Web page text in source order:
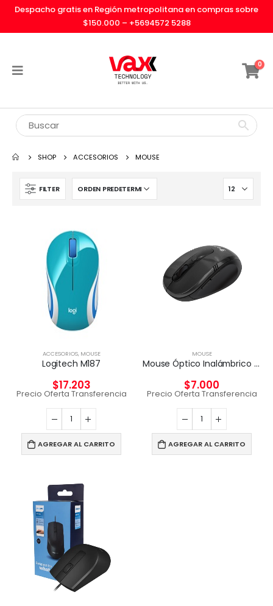
Despacho gratis en Región metropolitana en compras sobre
$150.000 – +5694572 5288
0
SHOP ACCESORIOS MOUSE
FILTER
ACCESORIOS, MOUSE
Logitech M187
$17.203
Precio Oferta Transferencia
AGREGAR AL CARRITO
MOUSE
Mouse Óptico Inalámbrico KMW-330
$7.000
Precio Oferta Transferencia
AGREGAR AL CARRITO